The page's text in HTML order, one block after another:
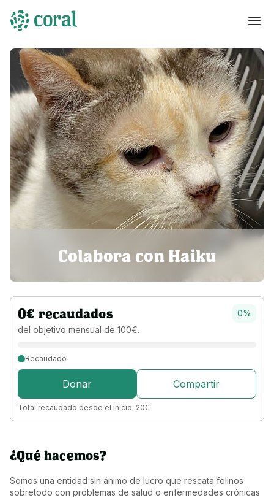
Colabora con Haiku
0€ recaudados
del objetivo mensual de 100€.
0%
Recaudado
Donar Compartir
Total recaudado desde el inicio: 20€.
¿Qué hacemos?
Somos una entidad sin ánimo de lucro que rescata felinos
sobretodo con problemas de salud o enfermedades crónicas